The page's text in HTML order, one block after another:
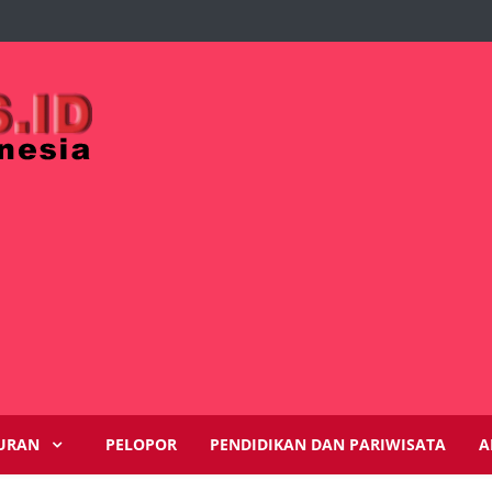
PELOPOR PENDIDIKAN DAN PARIWISATA